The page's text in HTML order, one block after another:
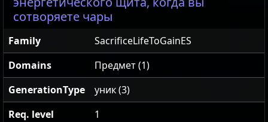
сотворяете чары
Family
SacrificeLifeToGainES
Domains
Предмет (1)
GenerationType
уник (3)
Req. level
1